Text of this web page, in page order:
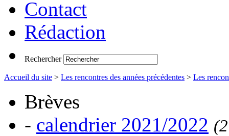
Contact
Rédaction
Rechercher
Accueil du site > Les rencontres des années précédentes > Les
Brèves
- calendrier 2021/2022